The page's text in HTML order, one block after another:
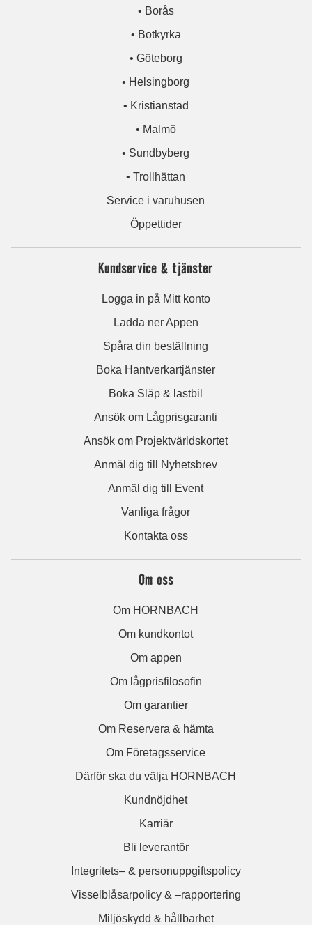
• Borås
• Botkyrka
• Göteborg
• Helsingborg
• Kristianstad
• Malmö
• Sundbyberg
• Trollhättan
Service i varuhusen
Öppettider
Kundservice & tjänster
Logga in på Mitt konto
Ladda ner Appen
Spåra din beställning
Boka Hantverkartjänster
Boka Släp & lastbil
Ansök om Lågprisgaranti
Ansök om Projektvärldskortet
Anmäl dig till Nyhetsbrev
Anmäl dig till Event
Vanliga frågor
Kontakta oss
Om oss
Om HORNBACH
Om kundkontot
Om appen
Om lågprisfilosofin
Om garantier
Om Reservera & hämta
Om Företagsservice
Därför ska du välja HORNBACH
Kundnöjdhet
Karriär
Bli leverantör
Integritets– & personuppgiftspolicy
Visselblåsarpolicy & –rapportering
Miljöskydd & hållbarhet